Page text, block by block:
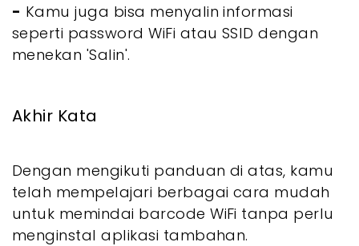
- Kamu juga bisa menyalin informasi
seperti password WiFi atau SSID dengan
menekan 'Salin'.
Akhir Kata
Dengan mengikuti panduan di atas, kamu
telah mempelajari berbagai cara mudah
untuk memindai barcode WiFi tanpa perlu
menginstal aplikasi tambahan.